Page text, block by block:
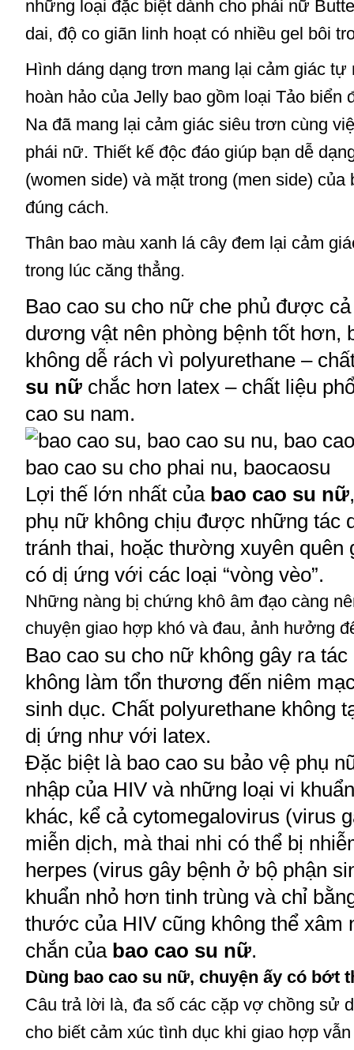
những loại đặc biệt dành cho phái nữ
dai, độ co giãn linh hoạt có nhiều gel bôi
Hình dáng dạng trơn mang lại cảm giác
hoàn hảo của Jelly bao gồm loại Tảo biển
Na đã mang lại cảm giác siêu trơn cùng
phái nữ. Thiết kế độc đáo giúp bạn dễ
(women side) và mặt trong (men side) của
đúng cách.
Thân bao màu xanh lá cây đem lại cảm
trong lúc căng thẳng.
Bao cao su cho nữ che phủ được
dương vật nên phòng bệnh tốt hơn,
không dễ rách vì polyurethane –
su nữ chắc hơn latex – chất liệu
cao su nam.
Lợi thế lớn nhất của bao cao su nữ
phụ nữ không chịu được những tác
tránh thai, hoặc thường xuyên quên
có dị ứng với các loại “vòng vèo”.
Những nàng bị chứng khô âm đạo càng
chuyện giao hợp khó và đau, ảnh hưởng
Bao cao su cho nữ không gây ra
không làm tổn thương đến niêm
sinh dục. Chất polyurethane không
dị ứng như với latex.
Đặc biệt là bao cao su bảo vệ phụ
nhập của HIV và những loại vi
khác, kể cả cytomegalovirus (virus
miễn dịch, mà thai nhi có thể bị
herpes (virus gây bệnh ở bộ phận
khuẩn nhỏ hơn tinh trùng và chỉ
thước của HIV cũng không thể xâm
chắn của bao cao su nữ.
Dùng bao cao su nữ, chuyện ấy có bớt
Câu trả lời là, đa số các cặp vợ chồng sử
cho biết cảm xúc tình dục khi giao hợp